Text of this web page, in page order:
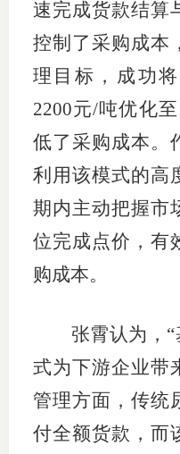
速完成货款结算
控制了采购成本
理目标，成功
2200元/吨优化
低了采购成本。
利用该模式的高
期内主动把握市
位完成点价，有
购成本。
张霄认为，“
式为下游企业带
管理方面，传统
付全额货款，而